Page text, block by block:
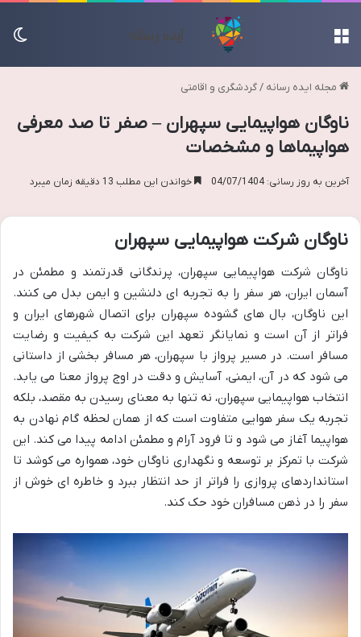
مجله ایده رسانه /گردشگری و اقامتی
ناوگان هواپیمایی سپهران – صفر تا صد معرفی
هواپیماها و مشخصات
آخرین به روز رسانی: 04/07/1404 خواندن این مطلب 13 دقیقه زمان میبرد
ناوگان شرکت هواپیمایی سپهران
ناوگان شرکت هواپیمایی سپهران، پرندگانی قدرتمند و مطمئن در
آسمان ایران، هر سفر را به تجربه ای دلنشین و ایمن بدل می کنند.
این ناوگان، بال های گشوده سپهران برای اتصال شهرهای ایران و
فراتر از آن است و نمایانگر تعهد این شرکت به کیفیت و رضایت
مسافر است. در مسیر پرواز با سپهران، هر مسافر بخشی از داستانی
می شود که در آن، ایمنی، آسایش و دقت در اوج پرواز معنا می یابد.
انتخاب هواپیمایی سپهران، نه تنها به معنای رسیدن به مقصد، بلکه
تجربه یک سفر هوایی متفاوت است که از همان لحظه گام نهادن به
هواپیما آغاز می شود و تا فرود آرام و مطمئن ادامه پیدا می کند. این
شرکت با تمرکز بر توسعه و نگهداری ناوگان خود، همواره می کوشد تا
استانداردهای پروازی را فراتر از حد انتظار ببرد و خاطره ای خوش از
سفر را در ذهن مسافران خود حک کند.